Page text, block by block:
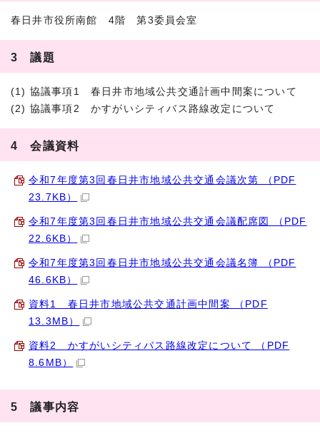
春日井市役所南館 4階 第3委員会室
3 議題
(1) 協議事項1 春日井市地域公共交通計画中間案について
(2) 協議事項2 かすがいシティバス路線改定について
4 会議資料
令和7年度第3回春日井市地域公共交通会議次第 （PDF
23.7KB）
令和7年度第3回春日井市地域公共交通会議配席図 （PDF
22.6KB）
令和7年度第3回春日井市地域公共交通会議名簿 （PDF
46.6KB）
資料1 春日井市地域公共交通計画中間案 （PDF
13.3MB）
資料2 かすがいシティバス路線改定について （PDF
8.6MB）
5 議事内容